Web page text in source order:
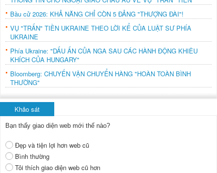
Bầu cử 2026: KHẢ NĂNG CHỈ CÒN 5 ĐẢNG "THƯỢNG ĐÀI"!
VỤ "TRẤN" TIỀN UKRAINE THEO LỜI KỂ CỦA LUẬT SƯ PHÍA
UKRAINE
Phía Ukraine: "DẤU ẤN CỦA NGA SAU CÁC HÀNH ĐỘNG KHIÊU
KHÍCH CỦA HUNGARY"
Bloomberg: CHUYẾN VẬN CHUYỂN HÀNG "HOÀN TOÀN BÌNH
THƯỜNG"
Khảo sát
Bạn thấy giao diện web mới thế nào?
Đẹp và tiện lợi hơn web cũ
Bình thường
Tôi thích giao diện web cũ hơn